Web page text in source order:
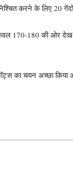
करने के लिए 20
170-180 की ओर
का चयन अच्छा किया